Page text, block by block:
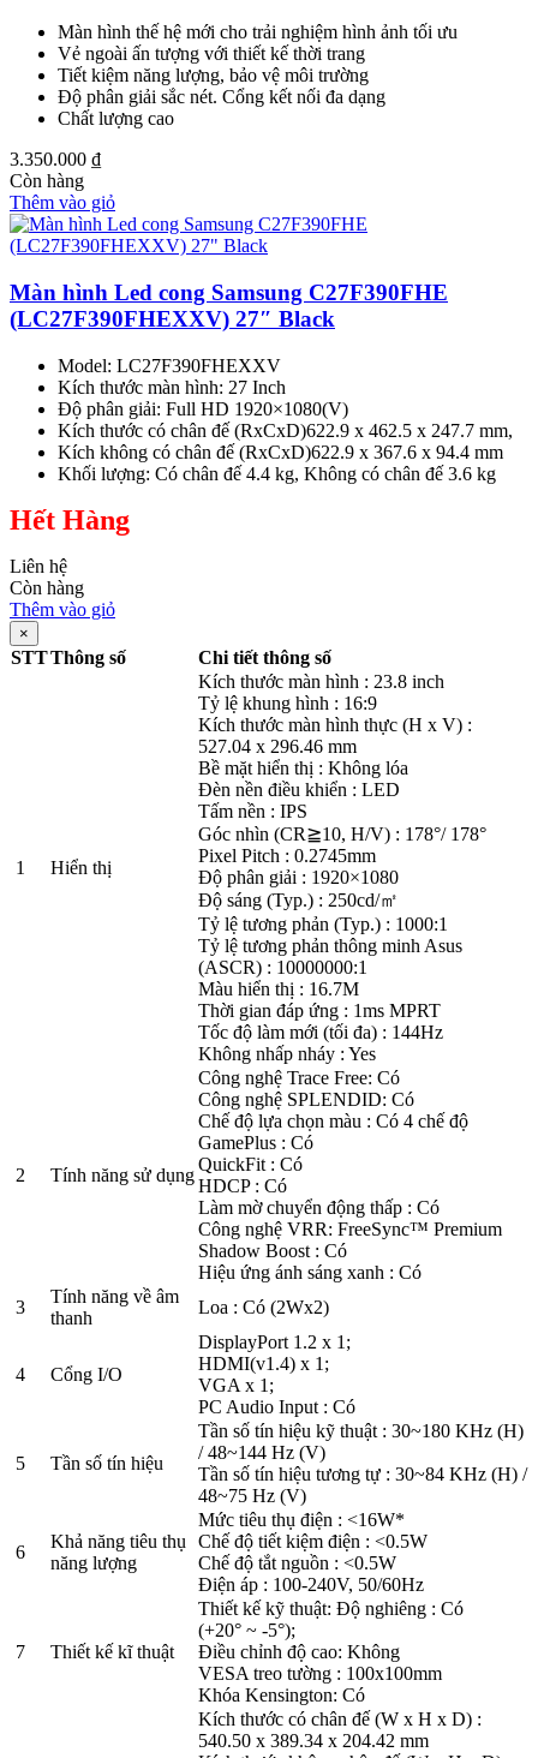
Màn hình thế hệ mới cho trải nghiệm hình ảnh tối ưu
Vẻ ngoài ấn tượng với thiết kế thời trang
Tiết kiệm năng lượng, bảo vệ môi trường
Độ phân giải sắc nét. Cổng kết nối đa dạng
Chất lượng cao
3.350.000 ₫
Còn hàng
Thêm vào giỏ
Màn hình Led cong Samsung C27F390FHE
(LC27F390FHEXXV) 27″ Black
Model: LC27F390FHEXXV
Kích thước màn hình: 27 Inch
Độ phân giải: Full HD 1920×1080(V)
Kích thước có chân đế (RxCxD)622.9 x 462.5 x 247.7 mm,
Kích không có chân đế (RxCxD)622.9 x 367.6 x 94.4 mm
Khối lượng: Có chân đế 4.4 kg, Không có chân đế 3.6 kg
Hết Hàng
Liên hệ
Còn hàng
Thêm vào giỏ
×
STTThông số Chi tiết thông số
1 Hiển thị
Kích thước màn hình : 23.8 inch
Tỷ lệ khung hình : 16:9
Kích thước màn hình thực (H x V) :
527.04 x 296.46 mm
Bề mặt hiển thị : Không lóa
Đèn nền điều khiển : LED
Tấm nền : IPS
Góc nhìn (CR≧10, H/V) : 178°/ 178°
Pixel Pitch : 0.2745mm
Độ phân giải : 1920×1080
Độ sáng (Typ.) : 250cd/㎡
Tỷ lệ tương phản (Typ.) : 1000:1
Tỷ lệ tương phản thông minh Asus
(ASCR) : 10000000:1
Màu hiển thị : 16.7M
Thời gian đáp ứng : 1ms MPRT
Tốc độ làm mới (tối đa) : 144Hz
Không nhấp nháy : Yes
2 Tính năng sử dụng
Công nghệ Trace Free: Có
Công nghệ SPLENDID: Có
Chế độ lựa chọn màu : Có 4 chế độ
GamePlus : Có
QuickFit : Có
HDCP : Có
Làm mờ chuyển động thấp : Có
Công nghệ VRR: FreeSync™ Premium
Shadow Boost : Có
Hiệu ứng ánh sáng xanh : Có
3
Tính năng về âm
thanh
Loa : Có (2Wx2)
4 Cổng I/O
DisplayPort 1.2 x 1;
HDMI(v1.4) x 1;
VGA x 1;
PC Audio Input : Có
5 Tần số tín hiệu
Tần số tín hiệu kỹ thuật : 30~180 KHz (H)
/ 48~144 Hz (V)
Tần số tín hiệu tương tự : 30~84 KHz (H) /
48~75 Hz (V)
6
Khả năng tiêu thụ
năng lượng
Mức tiêu thụ điện : <16W*
Chế độ tiết kiệm điện : <0.5W
Chế độ tắt nguồn : <0.5W
Điện áp : 100-240V, 50/60Hz
7 Thiết kế kĩ thuật
Thiết kế kỹ thuật: Độ nghiêng : Có
(+20° ~ -5°);
Điều chỉnh độ cao: Không
VESA treo tường : 100x100mm
Khóa Kensington: Có
Kích thước có chân đế (W x H x D) :
540.50 x 389.34 x 204.42 mm